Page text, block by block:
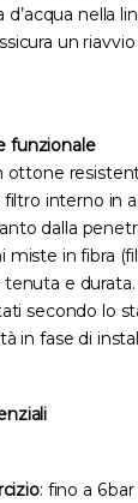
nella
un
funzionale
ottone
interno in
dalla
miste in fibra
e durata.
secondo lo
in fase di
: fino a 6